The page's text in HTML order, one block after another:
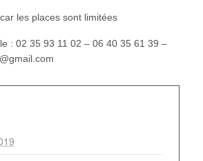
les places sont limitées
: 02 35 93 11 02 – 06 40 35 61 39 –